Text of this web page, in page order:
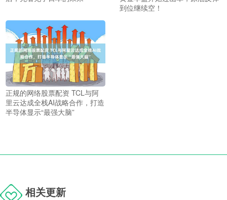
到位继续空！
正规的网络股票配资 TCL与阿
里云达成全栈AI战略合作，打造
半导体显示“最强大脑”
相关更新